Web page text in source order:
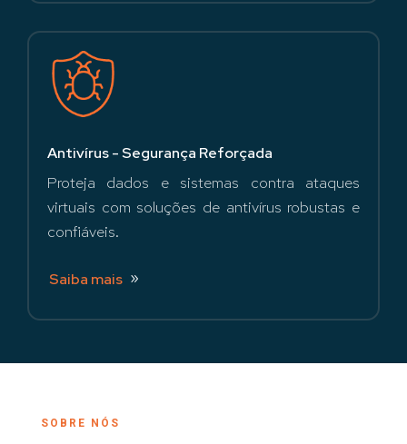
Antivírus - Segurança Reforçada
Proteja dados e sistemas contra ataques
virtuais com soluções de antivírus robustas e
confiáveis.
Saiba mais
SOBRE NÓS